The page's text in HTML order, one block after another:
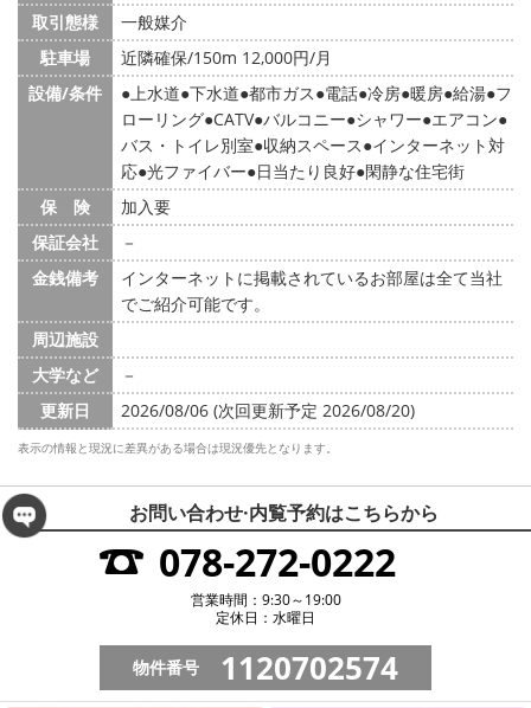
取引態様
一般媒介
駐車場
近隣確保/150m 12,000円/月
設備/条件
上水道 下水道 都市ガス 電話 冷房 暖房 給湯 フ
ローリング CATV バルコニー シャワー エアコン
バス・トイレ別室 収納スペース インターネット対
応 光ファイバー 日当たり良好 閑静な住宅街
保 険
加入要
保証会社
－
金銭備考
インターネットに掲載されているお部屋は全て当社
でご紹介可能です。
周辺施設
大学など
－
更新日
2026/08/06 (次回更新予定 2026/08/20)
表示の情報と現況に差異がある場合は現況優先となります。
お問い合わせ·内覧予約はこちらから
078-272-0222
営業時間：9:30～19:00
定休日：水曜日
物件番号 1120702574